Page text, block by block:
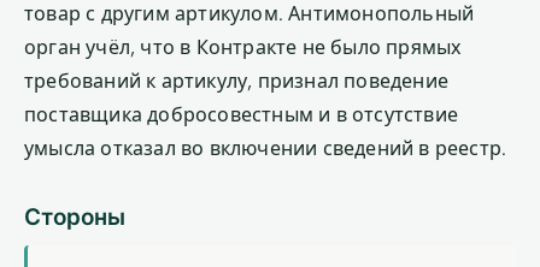
товар с другим артикулом. Антимонопольный
орган учёл, что в Контракте не было прямых
требований к артикулу, признал поведение
поставщика добросовестным и в отсутствие
умысла отказал во включении сведений в реестр.
Стороны